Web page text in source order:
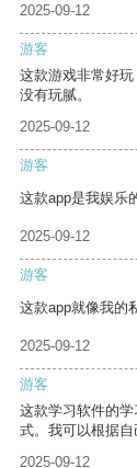
2025-09-12
游客
这款游戏非常好
没有玩腻。
2025-09-12
游客
这款app是我娱乐
2025-09-12
游客
这款app就像我的
2025-09-12
游客
这款学习软件的
式。我可以根据自
2025-09-12